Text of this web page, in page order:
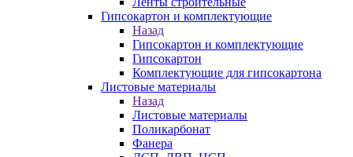
Гипсокартон и комплектующие
Назад
Гипсокартон и комплектующие
Гипсокартон
Комплектующие для гипсокартона
Листовые материалы
Назад
Листовые материалы
Поликарбонат
Фанера